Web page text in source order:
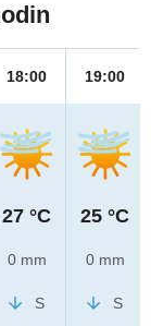
18:00
27 °C
0 mm
S
19:00
25 °C
0 mm
S